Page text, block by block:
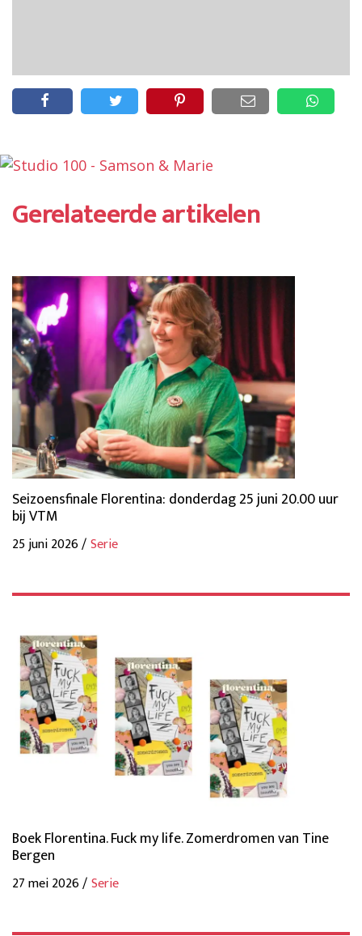
Gerelateerde artikelen
Seizoensfinale Florentina: donderdag 25 juni 20.00 uur
bij VTM
25 juni 2026 /Serie
Boek Florentina. Fuck my life. Zomerdromen van Tine
Bergen
27 mei 2026 /Serie